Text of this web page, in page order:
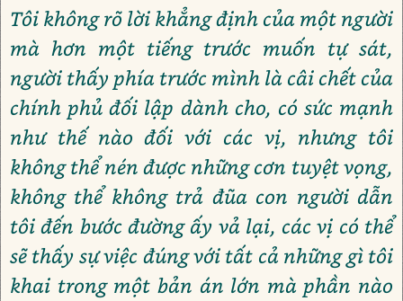
Tôi không rõ lời khẳng định của một người
mà hơn một tiếng trước muốn tự sát,
người thấy phía trước mình là câi chết của
chính phủ đối lập dành cho, có sức mạnh
như thế nào đối với các vị, nhưng tôi
không thể nén được những cơn tuyệt vọng,
không thể không trả đũa con người dẫn
tôi đến bước đường ấy vả lại, các vị có thể
sẽ thấy sự việc đúng với tất cả những gì tôi
khai trong một bản án lớn mà phần nào